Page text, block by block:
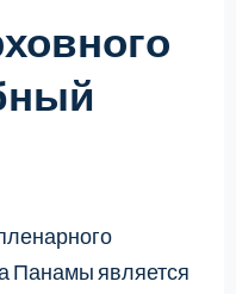
Панамы является